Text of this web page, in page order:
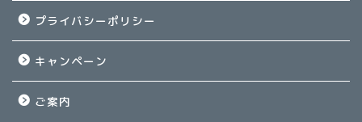
プライバシーポリシー
キャンペーン
ご案内